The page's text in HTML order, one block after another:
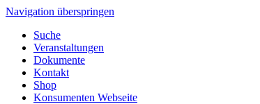
Navigation überspringen
Suche
Veranstaltungen
Dokumente
Kontakt
Shop
Konsumenten Webseite